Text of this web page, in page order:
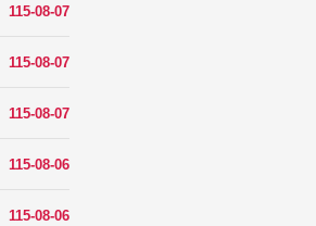
115-08-07
115-08-07
115-08-07
115-08-06
115-08-06